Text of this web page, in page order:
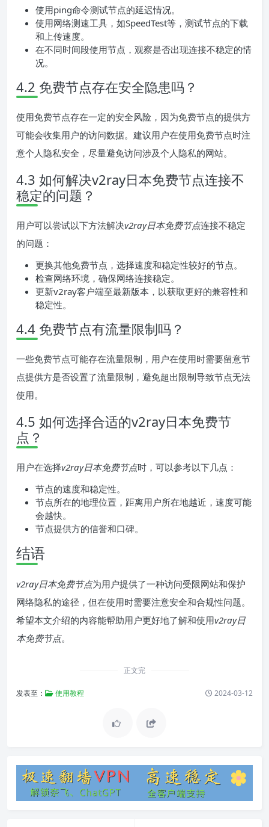
使用ping命令测试节点的延迟情况。
使用网络测速工具，如SpeedTest等，测试节点的下载
和上传速度。
在不同时间段使用节点，观察是否出现连接不稳定的情
况。
4.2 免费节点存在安全隐患吗？
使用免费节点存在一定的安全风险，因为免费节点的提供方
可能会收集用户的访问数据。建议用户在使用免费节点时注
意个人隐私安全，尽量避免访问涉及个人隐私的网站。
4.3 如何解决v2ray日本免费节点连接不
稳定的问题？
用户可以尝试以下方法解决v2ray日本免费节点连接不稳定
的问题：
更换其他免费节点，选择速度和稳定性较好的节点。
检查网络环境，确保网络连接稳定。
更新v2ray客户端至最新版本，以获取更好的兼容性和
稳定性。
4.4 免费节点有流量限制吗？
一些免费节点可能存在流量限制，用户在使用时需要留意节
点提供方是否设置了流量限制，避免超出限制导致节点无法
使用。
4.5 如何选择合适的v2ray日本免费节
点？
用户在选择v2ray日本免费节点时，可以参考以下几点：
节点的速度和稳定性。
节点所在的地理位置，距离用户所在地越近，速度可能
会越快。
节点提供方的信誉和口碑。
结语
v2ray日本免费节点为用户提供了一种访问受限网站和保护
网络隐私的途径，但在使用时需要注意安全和合规性问题。
希望本文介绍的内容能帮助用户更好地了解和使用v2ray日
本免费节点。
正文完
发表至： 使用教程 2024-03-12